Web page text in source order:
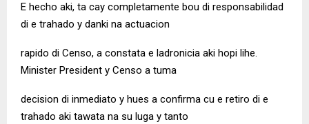
E hecho aki, ta cay completamente bou di responsabilidad
di e trahado y danki na actuacion
rapido di Censo, a constata e ladronicia aki hopi lihe.
Minister President y Censo a tuma
decision di inmediato y hues a confirma cu e retiro di e
trahado aki tawata na su luga y tanto